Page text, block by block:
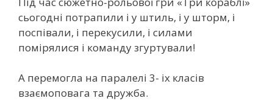
сьогодні потрапили і у штиль, і у шторм, і
поспівали, і перекусили, і силами
помірялися і команду згуртували!
А перемогла на паралелі 3- іх класів
взаємоповага та дружба.